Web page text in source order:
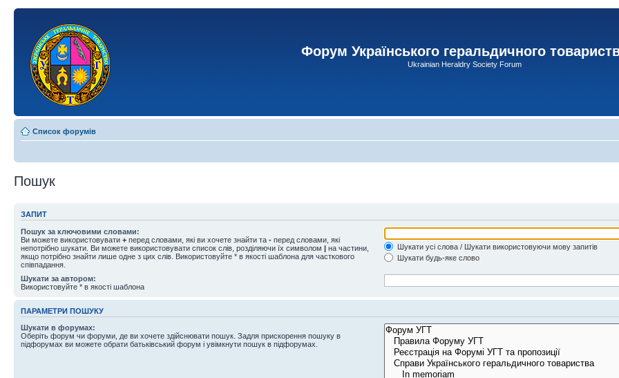
Форум Українського геральдичного
Ukrainian Heraldry Society Forum
Список форумів
Пошук
ЗАПИТ
Пошук за ключовими словами:
Ви можете використовувати + перед словами, які ви хочете знайти та - перед словами, які
непотрібно шукати. Ви можете використовувати список слів, розділяючи їх символом | на частини,
якщо потрібно знайти лише одне з цих слів. Використовуйте * в якості шаблона для часткового
співпадання.
Шукати усі слова / Шукати використовуючи мову запитів
Шукати будь-яке слово
Шукати за автором:
Використовуйте * в якості шаблона
ПАРАМЕТРИ ПОШУКУ
Шукати в форумах:
Оберіть форум чи форуми, де ви хочете здійснювати пошук. Задля прискорення пошуку в
підфорумах ви можете обрати батьківський форум і увімкнути пошук в підфорумах.